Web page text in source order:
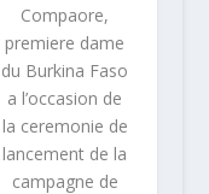
Compaore,
premiere dame
du Burkina Faso
a l’occasion de
la ceremonie de
lancement de la
campagne de